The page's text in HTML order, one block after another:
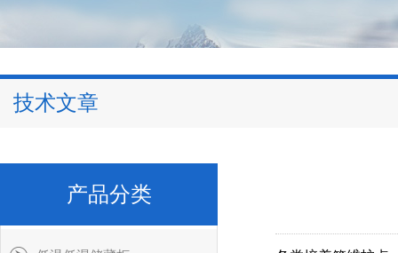
技术文章
产品分类